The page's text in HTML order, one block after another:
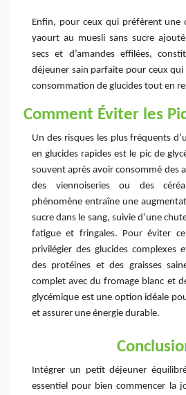
Enfin, pour ceux qui préfèrent une
yaourt au muesli sans sucre
secs et d’amandes effilées,
déjeuner sain parfaite pour ceux
consommation de glucides tout en
Comment Éviter les
Un des risques les plus fréquents
en glucides rapides est le pic de
souvent après avoir consommé des
des viennoiseries ou des
phénomène entraîne une
sucre dans le sang, suivie d’une
fatigue et fringales. Pour éviter
privilégier des glucides complexes
des protéines et des graisses
complet avec du fromage blanc et
glycémique est une option idéale
et assurer une énergie durable.
Intégrer un petit déjeuner
essentiel pour bien commencer la